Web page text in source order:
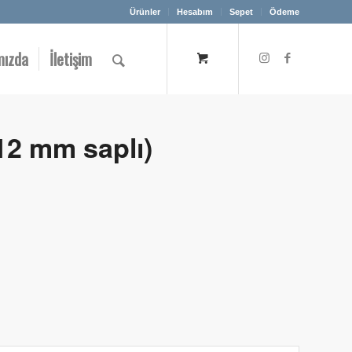
Ürünler Hesabım Sepet Ödeme
İletişim
mm saplı)